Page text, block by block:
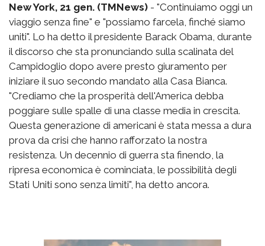
New York, 21 gen. (TMNews) - "Continuiamo oggi un
viaggio senza fine" e "possiamo farcela, finché siamo
uniti". Lo ha detto il presidente Barack Obama, durante
il discorso che sta pronunciando sulla scalinata del
Campidoglio dopo avere presto giuramento per
iniziare il suo secondo mandato alla Casa Bianca.
"Crediamo che la prosperità dell'America debba
poggiare sulle spalle di una classe media in crescita.
Questa generazione di americani è stata messa a dura
prova da crisi che hanno rafforzato la nostra
resistenza. Un decennio di guerra sta finendo, la
ripresa economica è cominciata, le possibilità degli
Stati Uniti sono senza limiti", ha detto ancora.